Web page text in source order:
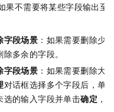
果不需要将某些字段输出
字段场景 ：如果需要删除少
多余的字段。
字段场景 ：如果需要删除大
对话框选择多个字段后，单击
选的输入字段并单击确定 ，